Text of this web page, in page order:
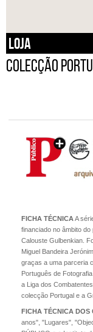
LOJA
Colecção
FICHA TÉCNICA A
financiado no âmbito
Calouste Gulbenkian.
Miguel Bandeira
graças a uma parceria
Português de
a Liga dos
colecção Portugal e a
FICHA TÉCNICA DOS
anos", "Lugares",